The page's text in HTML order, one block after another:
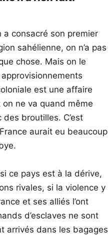
a consacré son premier
sahélienne, on n’a pas
chose. Mais on le
est une affaire
ne va quand même
broutilles. C’est
aurait eu beaucoup
ce pays est à la dérive,
rivales, si la violence y
et ses alliés l’ont
d’esclaves ne sont
arrivés dans les bagages